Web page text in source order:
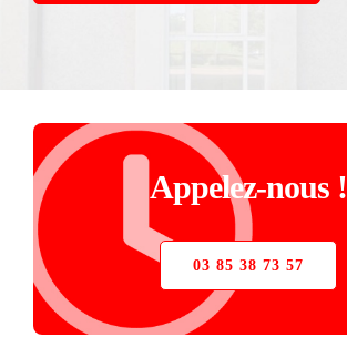
STORE
PIÈCES DÉTACHÉES
Appelez-nous !
03 85 38 73 57